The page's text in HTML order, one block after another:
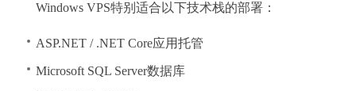
Windows VPS特别适合以下技术栈的部署：
ASP.NET / .NET Core应用托管
Microsoft SQL Server数据库